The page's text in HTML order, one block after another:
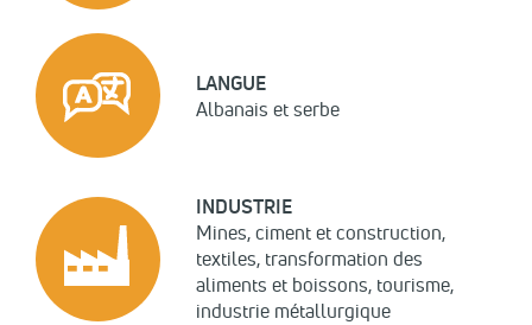
LANGUE
Albanais et serbe
INDUSTRIE
Mines, ciment et construction,
textiles, transformation des
aliments et boissons, tourisme,
industrie métallurgique